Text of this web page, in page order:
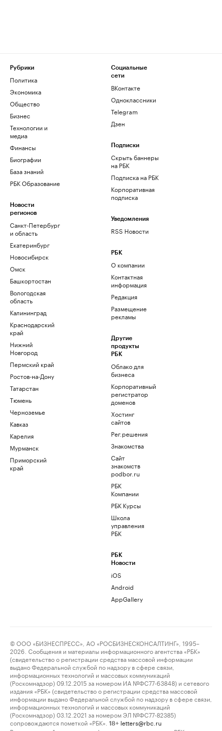
Рубрики
Политика
Экономика
Общество
Бизнес
Технологии и
медиа
Финансы
Биографии
База знаний
РБК Образование
Новости
регионов
Санкт-Петербург
и область
Екатеринбург
Новосибирск
Омск
Башкортостан
Вологодская
область
Калининград
Краснодарский
край
Нижний
Новгород
Пермский край
Ростов-на-Дону
Татарстан
Тюмень
Черноземье
Кавказ
Карелия
Мурманск
Приморский
край
Социальные
сети
ВКонтакте
Одноклассники
Telegram
Дзен
Подписки
Скрыть баннеры
на РБК
Подписка на РБК
Корпоративная
подписка
Уведомления
RSS Новости
РБК
О компании
Контактная
информация
Редакция
Размещение
рекламы
Другие
продукты
РБК
Облако для
бизнеса
Корпоративный
регистратор
доменов
Хостинг
сайтов
Рег.решения
Знакомства
Сайт
знакомств
podbor.ru
РБК
Компании
РБК Курсы
Школа
управления
РБК
РБК
Новости
iOS
Android
AppGallery
© ООО «БИЗНЕСПРЕСС», АО «РОСБИЗНЕСКОНСАЛТИНГ», 1995–
2026. Сообщения и материалы информационного агентства «РБК»
(свидетельство о регистрации средства массовой информации
выдано Федеральной службой по надзору в сфере связи,
информационных технологий и массовых коммуникаций
(Роскомнадзор) 09.12.2015 за номером ИА №ФС77-63848) и сетевого
издания «РБК» (свидетельство о регистрации средства массовой
информации выдано Федеральной службой по надзору в сфере связи,
информационных технологий и массовых коммуникаций
(Роскомнадзор) 03.12.2021 за номером ЭЛ №ФС77-82385)
сопровождаются пометкой «РБК».
18+ letters@rbc.ru